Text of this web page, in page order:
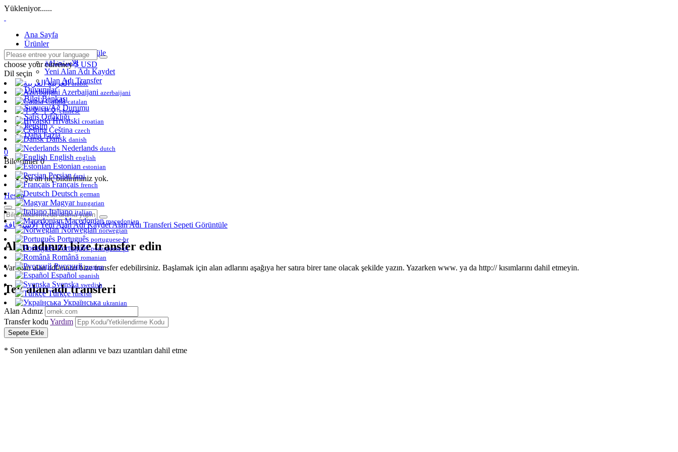
Yükleniyor......
Ana Sayfa
Ürünler
Tümünü Görüntüle
الاستضافة
Yeni Alan Adı Kaydet
Alan Adı Transfer
Duyurular
Bilgi Bankası
Sunucu/Ağ Durumu
Satış Ortaklığı
İletişim
Daha Fazla
0
Bildirimler0
Şu an hiç bildiriminiz yok.
Hesap
الاستضافةYeni Alan Adı KaydetAlan Adı Transferi Sepeti Görüntüle
Alan adınızı bize transfer edin
Var olan alan adlarınızı bize transfer edebilirsiniz. Başlamak için alan adlarını aşağıya her satıra birer tane olacak şekilde yazın. Yazarken www. ya da http:// kısımlarını dahil etmeyin.
Tek alan adı transferi
Alan Adınız
Transfer kodu Yardım
Sepete Ekle
* Son yenilenen alan adlarını ve bazı uzantıları dahil etme
choose your currency $ USD
Dil seçin
العربيةarabic
Azerbaijani azerbaijani
Catalàcatalan
中文chinese
Hrvatski croatian
Čeština czech
Dansk danish
Nederlands dutch
English english
Estonian estonian
Persianfarsi
Français french
Deutsch german
Magyar hungarian
Italianoitalian
Macedonianmacedonian
Norwegiannorwegian
Português portuguese-br
Portuguêsportuguese-pt
Română romanian
Русскийrussian
Español spanish
Svenska swedish
Türkçeturkish
Українська ukranian